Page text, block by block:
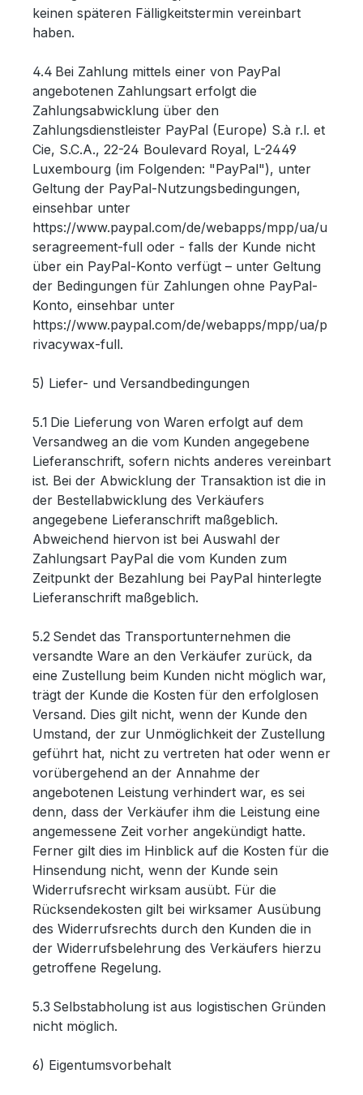
keinen späteren Fälligkeitstermin vereinbart
haben.
4.4 Bei Zahlung mittels einer von PayPal
angebotenen Zahlungsart erfolgt die
Zahlungsabwicklung über den
Zahlungsdienstleister PayPal (Europe) S.à r.l. et
Cie, S.C.A., 22-24 Boulevard Royal, L-2449
Luxembourg (im Folgenden: "PayPal"), unter
Geltung der PayPal-Nutzungsbedingungen,
einsehbar unter
https://www.paypal.com/de/webapps/mpp/ua/u
seragreement-full oder - falls der Kunde nicht
über ein PayPal-Konto verfügt – unter Geltung
der Bedingungen für Zahlungen ohne PayPal-
Konto, einsehbar unter
https://www.paypal.com/de/webapps/mpp/ua/p
rivacywax-full.
5) Liefer- und Versandbedingungen
5.1 Die Lieferung von Waren erfolgt auf dem
Versandweg an die vom Kunden angegebene
Lieferanschrift, sofern nichts anderes vereinbart
ist. Bei der Abwicklung der Transaktion ist die in
der Bestellabwicklung des Verkäufers
angegebene Lieferanschrift maßgeblich.
Abweichend hiervon ist bei Auswahl der
Zahlungsart PayPal die vom Kunden zum
Zeitpunkt der Bezahlung bei PayPal hinterlegte
Lieferanschrift maßgeblich.
5.2 Sendet das Transportunternehmen die
versandte Ware an den Verkäufer zurück, da
eine Zustellung beim Kunden nicht möglich war,
trägt der Kunde die Kosten für den erfolglosen
Versand. Dies gilt nicht, wenn der Kunde den
Umstand, der zur Unmöglichkeit der Zustellung
geführt hat, nicht zu vertreten hat oder wenn er
vorübergehend an der Annahme der
angebotenen Leistung verhindert war, es sei
denn, dass der Verkäufer ihm die Leistung eine
angemessene Zeit vorher angekündigt hatte.
Ferner gilt dies im Hinblick auf die Kosten für die
Hinsendung nicht, wenn der Kunde sein
Widerrufsrecht wirksam ausübt. Für die
Rücksendekosten gilt bei wirksamer Ausübung
des Widerrufsrechts durch den Kunden die in
der Widerrufsbelehrung des Verkäufers hierzu
getroffene Regelung.
5.3 Selbstabholung ist aus logistischen Gründen
nicht möglich.
6) Eigentumsvorbehalt